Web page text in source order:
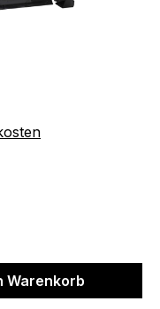
Warenkorb